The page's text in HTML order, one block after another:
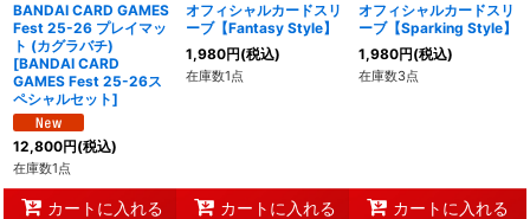
BANDAI CARD GAMES
Fest 25-26 プレイマッ
ト (カグラバチ)
[BANDAI CARD
GAMES Fest 25-26ス
ペシャルセット]
12,800円(税込)
在庫数1点
カートに入れる
オフィシャルカードスリ
ーブ【Fantasy Style】
1,980円(税込)
在庫数1点
カートに入れる
オフィシャルカードスリ
ーブ【Sparking Style】
1,980円(税込)
在庫数3点
カートに入れる